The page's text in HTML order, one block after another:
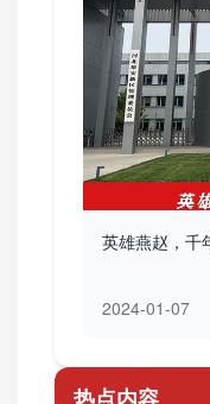
英雄燕赵，千
2024-01-07